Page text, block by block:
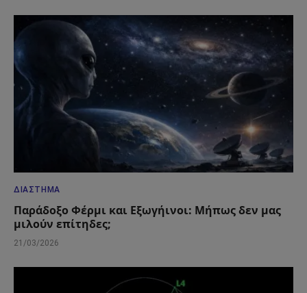
ΔΙΆΣΤΗΜΑ
Παράδοξο Φέρμι και Εξωγήινοι: Μήπως δεν μας
μιλούν επίτηδες;
21/03/2026